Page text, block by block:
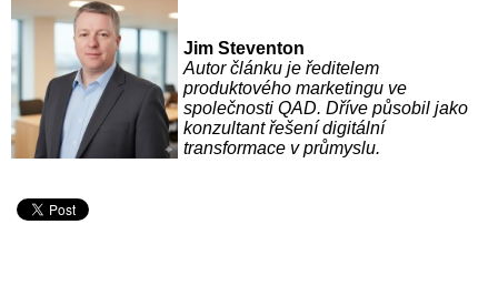
Jim Steventon
Autor článku je ředitelem
produktového marketingu ve
společnosti QAD. Dříve působil jako
konzultant řešení digitální
transformace v průmyslu.